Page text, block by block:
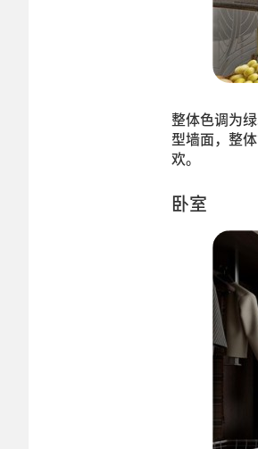
整体色调为
型墙面，整
欢。
卧室